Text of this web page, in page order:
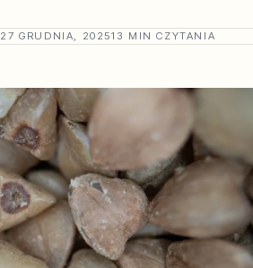
27 GRUDNIA, 202513 MIN CZYTANIA